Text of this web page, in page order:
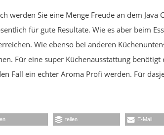
werden Sie eine Menge Freude an dem Java
für gute Resultate. Wie es aber beim
Wie ebenso bei anderen
Für eine super Küchenausstattung
Fall ein echter Aroma Profi werden. Für
teilen E-Mail